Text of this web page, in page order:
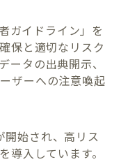
ガイドライン」を
保と適切なリスク
ータの出典開示、
ザーへの注意喚起
始され、高リス
導入しています。